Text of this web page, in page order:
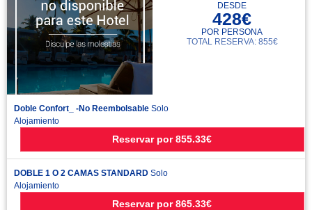
DESDE
428€
POR PERSONA
TOTAL RESERVA: 855€
Doble Confort_ -No Reembolsable Solo
Alojamiento
Reservar por 855.33€
DOBLE 1 O 2 CAMAS STANDARD Solo
Alojamiento
Reservar por 865.33€